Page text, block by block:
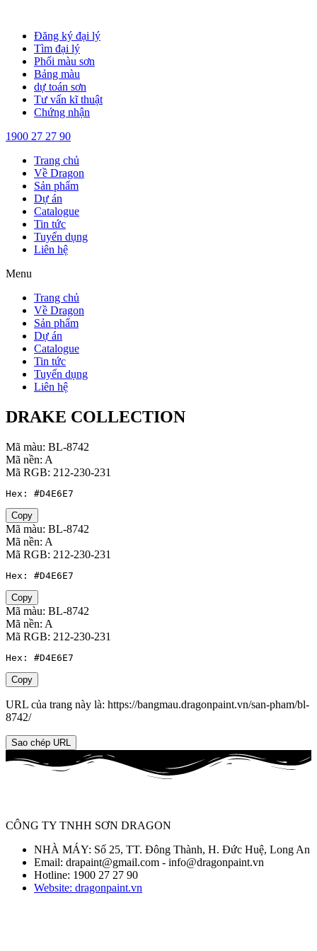
dung
Đăng ký đại lý
Tìm đại lý
Phối màu sơn
Bảng màu
dự toán sơn
Tư vấn kĩ thuật
Chứng nhận
1900 27 27 90
Trang chủ
Về Dragon
Sản phẩm
Dự án
Catalogue
Tin tức
Tuyển dụng
Liên hệ
Menu
Trang chủ
Về Dragon
Sản phẩm
Dự án
Catalogue
Tin tức
Tuyển dụng
Liên hệ
DRAKE COLLECTION
Mã màu: BL-8742
Mã nền: A
Mã RGB: 212-230-231
Hex: #D4E6E7
Copy
Mã màu: BL-8742
Mã nền: A
Mã RGB: 212-230-231
Hex: #D4E6E7
Copy
Mã màu: BL-8742
Mã nền: A
Mã RGB: 212-230-231
Hex: #D4E6E7
Copy
URL của trang này là: https://bangmau.dragonpaint.vn/san-pham/bl-
8742/
Sao chép URL
CÔNG TY TNHH SƠN DRAGON
NHÀ MÁY: Số 25, TT. Đông Thành, H. Đức Huệ, Long An
Email: drapaint@gmail.com - info@dragonpaint.vn
Hotline: 1900 27 27 90
Website: dragonpaint.vn